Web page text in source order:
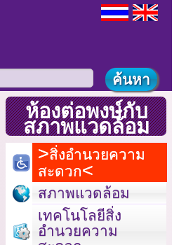
ห้องต่อพงษ์กับ
สภาพแวดล้อม
สิ่งอำนวยความ
สะดวก
สภาพแวดล้อม
เทคโนโลยีสิ่ง
อำนวยความ